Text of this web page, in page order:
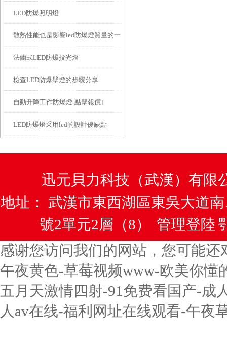
LED防爆照明燈
散熱性能也是影響led防爆燈質量的一
大關鍵
法蘭式LED防爆投光燈
檢查LED防爆壁燈的步驟分享
自動升降工作防爆燈[點擊報價]
LED防爆燈采用led的設計優缺點
迅元貝力科技（武漢）有限
地址： 武漢市東西湖區東吳大道
號2單元2層（8）
管理登陸
感谢您访问我们的网站，您可能还
午夜黄色-草莓视频www-欧美你懂
五月天激情四射-91免费看国产-成
人av在线-福利网址在线观看-午夜